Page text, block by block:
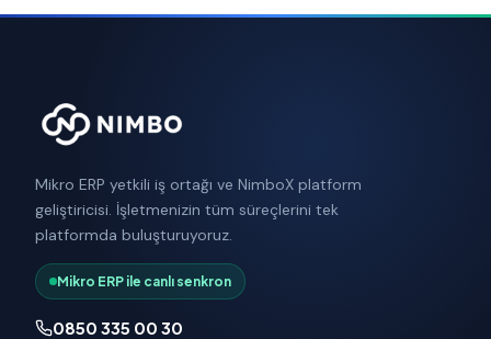
Mikro ERP yetkili iş ortağı ve NimboX platform
geliştiricisi. İşletmenizin tüm süreçlerini tek
platformda buluşturuyoruz.
Mikro ERP ile canlı senkron
0850 335 00 30